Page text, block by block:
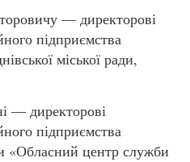
— директорові
підприємства
міської ради,
— директорові
підприємства
«Обласний центр служби